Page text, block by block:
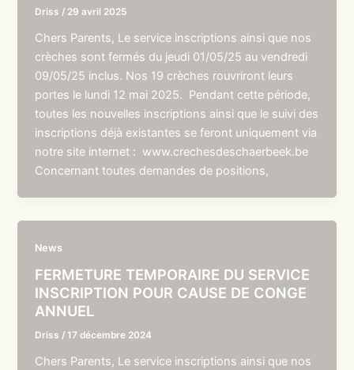
Driss / 29 avril 2025
Chers Parents, Le service inscriptions ainsi que nos
crèches sont fermés du jeudi 01/05/25 au vendredi
09/05/25 inclus. Nos 19 crèches rouvriront leurs
portes le lundi 12 mai 2025. Pendant cette période,
toutes les nouvelles inscriptions ainsi que le suivi des
inscriptions déjà existantes se feront uniquement via
notre site internet : www.crechesdeschaerbeek.be
Concernant toutes demandes de positions,
News
FERMETURE TEMPORAIRE DU SERVICE
INSCRIPTION POUR CAUSE DE CONGE
ANNUEL
Driss /17 décembre 2024
Chers Parents, Le service inscriptions ainsi que nos